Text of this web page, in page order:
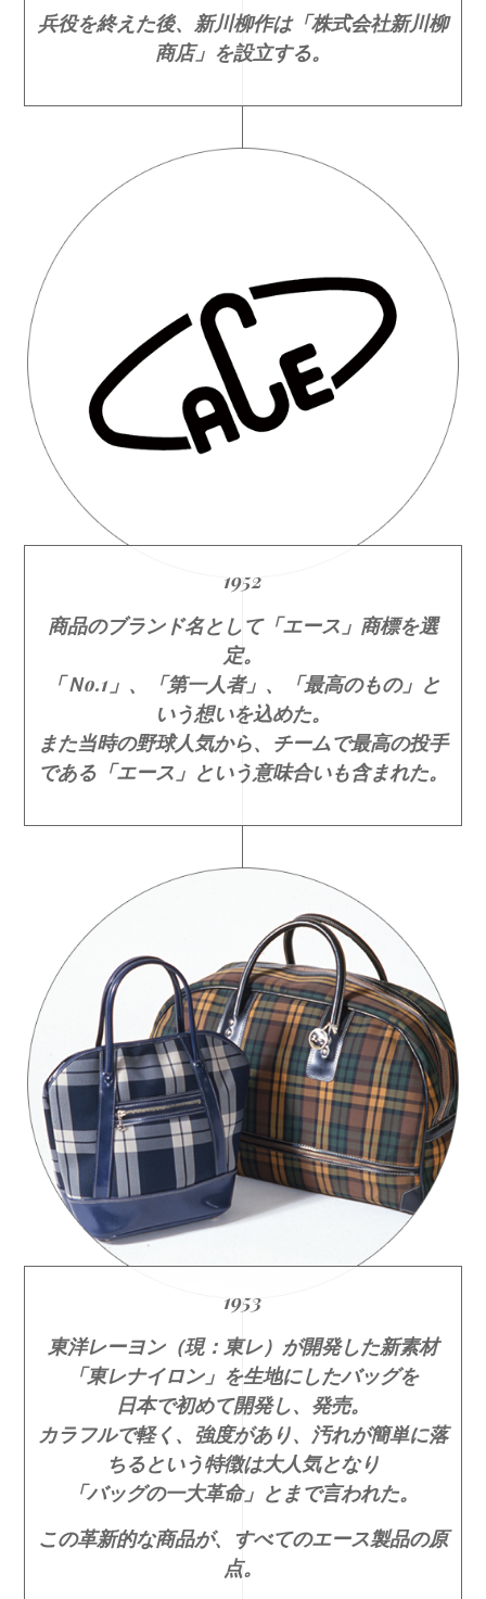
兵役を終えた後、新川柳作は「株式会社新川柳
商店」を設立する。
1952
商品のブランド名として「エース」商標を選
定。
「Ｎo.1」、「第一人者」、「最高のもの」と
いう想いを込めた。
また当時の野球人気から、チームで最高の投手
である「エース」という意味合いも含まれた。
1953
東洋レーヨン（現：東レ）が開発した新素材
「東レナイロン」を生地にしたバッグを
日本で初めて開発し、発売。
カラフルで軽く、強度があり、汚れが簡単に落
ちるという特徴は大人気となり
「バッグの一大革命」とまで言われた。
この革新的な商品が、すべてのエース製品の原
点。